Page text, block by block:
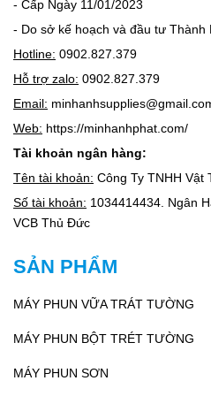
từ nhỏ đến lớn.
Các Dòng Máy Khuấy
Biến
1. Máy Khuấy Hóa Chất
Phù hợp cho việc trộn các
Công suất lớn, đảm bảo trộn
2. Máy Khuấy Sơn
Thiết kế đặc biệt để trộn
dựng
3. Máy Khuấy Thực Phẩm
các thành phần như bột, gia
phẩm
- Cấp Ngày 11/01/2023
- Do sở kế hoạch và đầu tư Thành
Hotline: 0902.827.379
Hỗ trợ zalo: 0902.827.379
Email:
Web: https://minhanhphat.com/
Tài khoản ngân hàng:
Tên tài khoản: Công Ty TNHH Vật
Số tài khoản: 1034414434. Ngân
VCB Thủ Đức
SẢN PHẨM
MÁY PHUN VỮA TRÁT TƯỜNG
MÁY PHUN BỘT TRÉT TƯỜNG
MÁY PHUN SƠN